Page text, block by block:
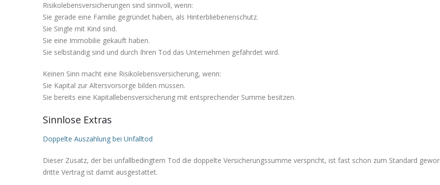
Risikolebensversicherungen sind sinnvoll, wenn:
Sie gerade eine Familie gegründet haben, als Hinterbliebenenschutz.
Sie Single mit Kind sind.
Sie eine Immobilie gekauft haben.
Sie selbständig sind und durch Ihren Tod das Unternehmen gefährdet wird.
Keinen Sinn macht eine Risikolebensversicherung, wenn:
Sie Kapital zur Altersvorsorge bilden müssen.
Sie bereits eine Kapitallebensversicherung mit entsprechender Summe besitzen.
Sinnlose Extras
Doppelte Auszahlung bei Unfalltod
Dieser Zusatz, der bei unfallbedingtem Tod die doppelte Versicherungssumme verspricht, ist fast schon zum Standard
dritte Vertrag ist damit ausgestattet.